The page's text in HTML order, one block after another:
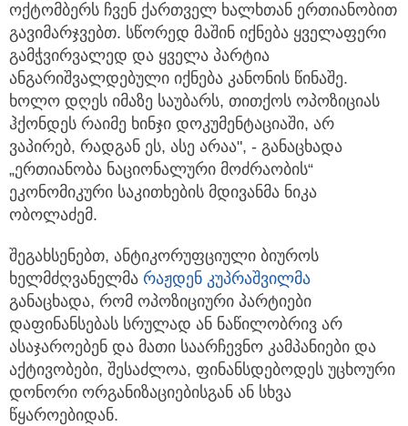
ოქტომბერს ჩვენ ქართველ ხალხთან ერთიანობით
გავიმარჯვებთ. სწორედ მაშინ იქნება ყველაფერი
გამჭვირვალედ და ყველა პარტია
ანგარიშვალდებული იქნება კანონის წინაშე.
ხოლო დღეს იმაზე საუბარს, თითქოს ოპოზიციას
ჰქონდეს რაიმე ხინჯი დოკუმენტაციაში, არ
ვაპირებ, რადგან ეს, ასე არაა", - განაცხადა
„ერთიანობა ნაციონალური მოძრაობის“
ეკონომიკური საკითხების მდივანმა ნიკა
ობოლაძემ.
შეგახსენებთ, ანტიკორუფციული ბიუროს
ხელმძღვანელმა რაჟდენ კუპრაშვილმა
განაცხადა, რომ ოპოზიციური პარტიები
დაფინანსებას სრულად ან ნაწილობრივ არ
ასაჯაროებენ და მათი საარჩევნო კამპანიები და
აქტივობები, შესაძლოა, ფინანსდებოდეს უცხოური
დონორი ორგანიზაციებისგან ან სხვა
წყაროებიდან.